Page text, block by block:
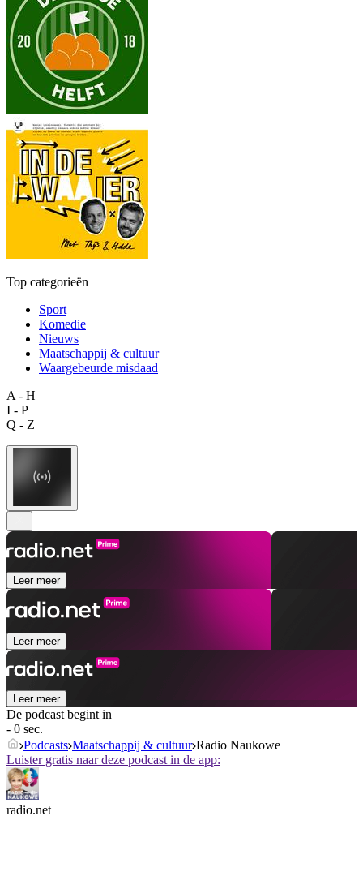
Top categorieën
Sport
Komedie
Nieuws
Maatschappij & cultuur
Waargebeurde misdaad
A - H
I - P
Q - Z
Leer meer
Leer meer
Leer meer
De podcast begint in
- 0 sec.
Podcasts Maatschappij & cultuur Radio Naukowe
Luister gratis naar deze podcast in de app:
radio.net